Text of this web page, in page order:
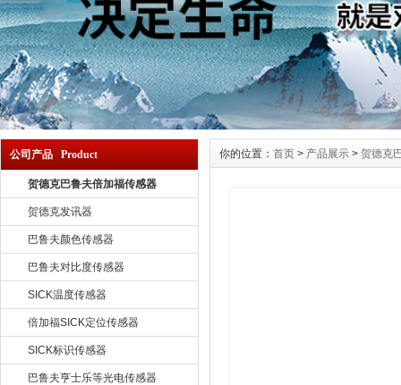
公司产品 Product
贺德克巴鲁夫倍加福传感器
贺德克发讯器
巴鲁夫颜色传感器
巴鲁夫对比度传感器
SICK温度传感器
倍加福SICK定位传感器
SICK标识传感器
巴鲁夫亨士乐等光电传感器
你的位置： 首页 > 产品展示 > 贺德克